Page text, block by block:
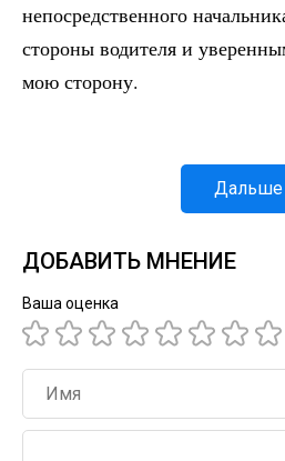
непосредственного
стороны водителя и
мою сторону.
Дальше
ДОБАВИТЬ МНЕНИЕ
Ваша оценка